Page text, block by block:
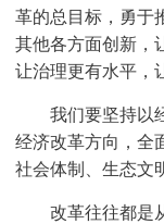
革的总目标，勇于
其他各方面创新，
让治理更有水平，
我们要坚持以经
经济改革方向，全
社会体制、生态文
改革往往都是从